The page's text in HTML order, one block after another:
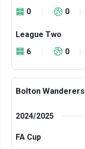
0
0
League Two
6
0
Bolton Wanderers
2024/2025
FA Cup